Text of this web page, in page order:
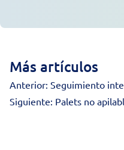
Más artículos
Anterior: Seguimiento
Siguiente: Palets no